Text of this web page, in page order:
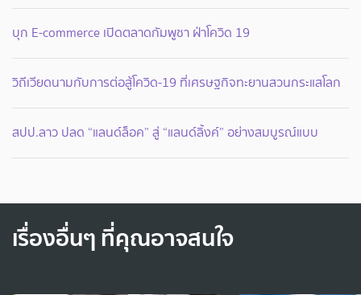
บุก E-commerce เปิดตลาดกัมพูชา ฝ่าโควิด 19
วิถีเวียดนามกับการต่อสู้โควิด-19 ที่เศรษฐกิจทะยานสวนกระแสโลก
สปป.ลาว ปลด “แลนด์ล็อค” สู่ “แลนด์ลิ้งค์” อย่างสมบูรณ์แบบ
เรื่องอื่นๆ ที่คุณอาจสนใจ